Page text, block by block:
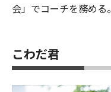
会」でコーチを務める。
こわだ君